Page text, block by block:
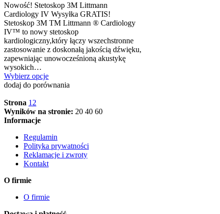
Nowość! Stetoskop 3M Littmann
Cardiology IV Wysyłka GRATIS!
Stetoskop 3M TM Littmann ® Cardiology
IV™ to nowy stetoskop
kardiologiczny,który łączy wszechstronne
zastosowanie z doskonałą jakością dźwięku,
zapewniając unowocześnioną akustykę
wysokich…
Wybierz opcje
dodaj do porównania
Strona 1 2
Wyników na stronie: 20 40 60
Informacje
Regulamin
Polityka prywatności
Reklamacje i zwroty
Kontakt
O firmie
O firmie